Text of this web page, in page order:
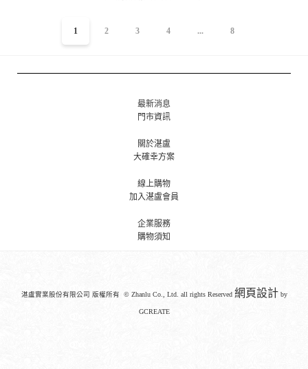
1 2 3 4 ... 8
最新消息
門市資訊
關於湛盧
大確幸方案
線上購物
加入湛盧會員
企業服務
購物須知
湛盧實業股份有限公司 版權所有 © Zhanlu Co., Ltd. all rights Reserved 網頁設計by
GCREATE